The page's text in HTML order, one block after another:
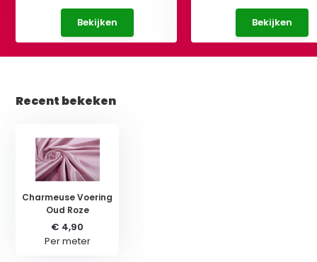
Bekijken Bekijken
Recent bekeken
Charmeuse Voering
Oud Roze
€ 4,90
Per meter